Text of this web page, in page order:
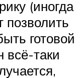
(иногда
готовой
всё-таки